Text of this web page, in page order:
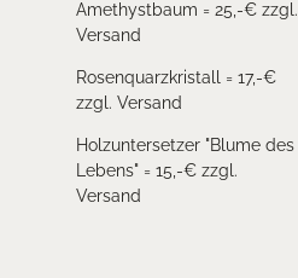
Amethystbaum = 25,-€ zzgl.
Versand
Rosenquarzkristall = 17,-€
zzgl. Versand
Holzuntersetzer "Blume des
Lebens" = 15,-€ zzgl.
Versand